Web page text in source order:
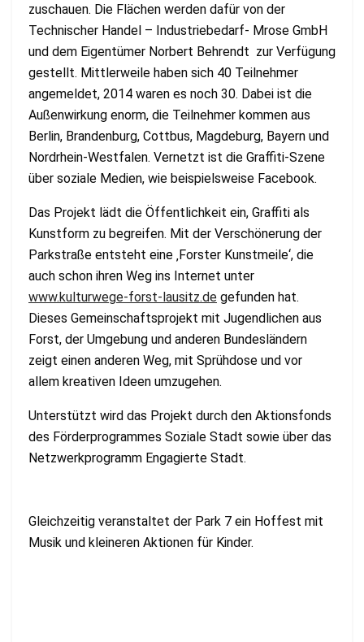
zuschauen. Die Flächen werden dafür von der
Technischer Handel – Industriebedarf- Mrose GmbH
und dem Eigentümer Norbert Behrendt zur Verfügung
gestellt. Mittlerweile haben sich 40 Teilnehmer
angemeldet, 2014 waren es noch 30. Dabei ist die
Außenwirkung enorm, die Teilnehmer kommen aus
Berlin, Brandenburg, Cottbus, Magdeburg, Bayern und
Nordrhein-Westfalen. Vernetzt ist die Graffiti-Szene
über soziale Medien, wie beispielsweise Facebook.
Das Projekt lädt die Öffentlichkeit ein, Graffiti als
Kunstform zu begreifen. Mit der Verschönerung der
Parkstraße entsteht eine ‚Forster Kunstmeile‘, die
auch schon ihren Weg ins Internet unter
www.kulturwege-forst-lausitz.de gefunden hat.
Dieses Gemeinschaftsprojekt mit Jugendlichen aus
Forst, der Umgebung und anderen Bundesländern
zeigt einen anderen Weg, mit Sprühdose und vor
allem kreativen Ideen umzugehen.
Unterstützt wird das Projekt durch den Aktionsfonds
des Förderprogrammes Soziale Stadt sowie über das
Netzwerkprogramm Engagierte Stadt.
Gleichzeitig veranstaltet der Park 7 ein Hoffest mit
Musik und kleineren Aktionen für Kinder.